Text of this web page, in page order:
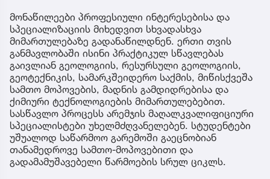
მონაწილეები პროფესიული ინტერესებისა და
სპეციალიზაციის მიხედვით სხვადასხვა
მიმართულებაზე გადანაწილდნენ. ერთი თვის
განმავლობაში ისინი პრაქტიკულ სწავლებას
გაივლიან გეოლოგიის, რესურსული გეოლოგიის,
გეოტექნიკის, სამარკშეიდერო საქმის, მიწისქვეშა
სამთო მოპოვების, მადნის გამდიდრებისა და
ქიმიური ტექნოლოგიების მიმართულებებით.
სასწავლო პროცესს არემჯის მაღალკვალიფიციური
სპეციალისტები უხელმძღვანელებენ. სტუდენტები
უშუალოდ საწარმოო გარემოში გაეცნობიან
თანამედროვე სამთო-მოპოვებითი და
გადამამუშავებელი წარმოების სრულ ციკლს.